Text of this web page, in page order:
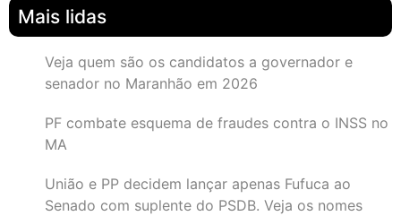
Mais lidas
Veja quem são os candidatos a governador e
senador no Maranhão em 2026
PF combate esquema de fraudes contra o INSS no
MA
União e PP decidem lançar apenas Fufuca ao
Senado com suplente do PSDB. Veja os nomes